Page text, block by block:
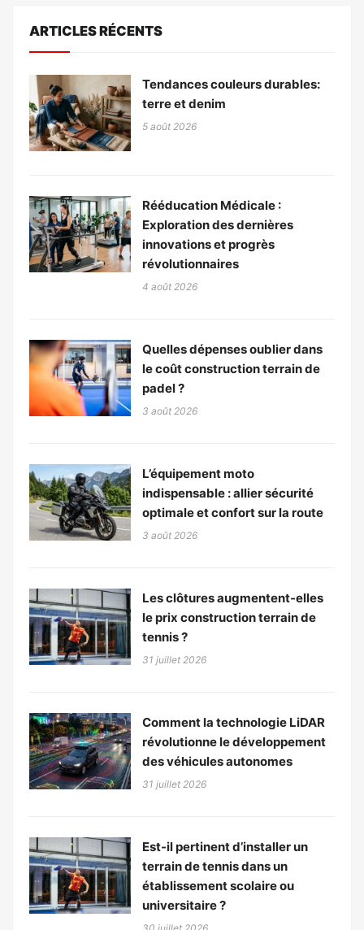
ARTICLES RÉCENTS
Tendances couleurs durables:
terre et denim
5 août 2026
Rééducation Médicale :
Exploration des dernières
innovations et progrès
révolutionnaires
4 août 2026
Quelles dépenses oublier dans
le coût construction terrain de
padel ?
3 août 2026
L’équipement moto
indispensable : allier sécurité
optimale et confort sur la route
3 août 2026
Les clôtures augmentent-elles
le prix construction terrain de
tennis ?
31 juillet 2026
Comment la technologie LiDAR
révolutionne le développement
des véhicules autonomes
31 juillet 2026
Est-il pertinent d’installer un
terrain de tennis dans un
établissement scolaire ou
universitaire ?